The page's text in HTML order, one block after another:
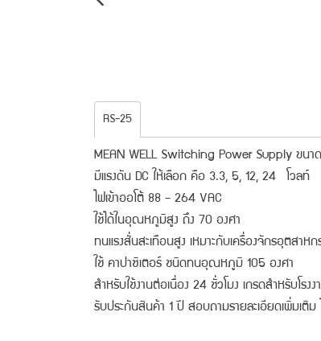
RS-25
MEAN WELL Switching Power Supply ขน
มีแรงดัน DC ให้เลือก คือ 3.3, 5, 12, 24 โวลท์
ไฟเข้าออโต้ 88 - 264 VAC
ใช้ได้ในอุณหภูมิสูง ถึง 70 องศา
ทนแรงสั่นสะเทือนสูง เหมาะกับเครื่องจักรอุตสาหก
ใช้ คาปาซิเตอร์ ชนิดทนอุณหภูมิ 105 องศา
สำหรับใช้งานต่อเนื่อง 24 ชั่วโมง เกรดสำหรับโรงง
รับประกันสินค้า 1 ปี สอบถามรายละเอียดเพิ่มเติ